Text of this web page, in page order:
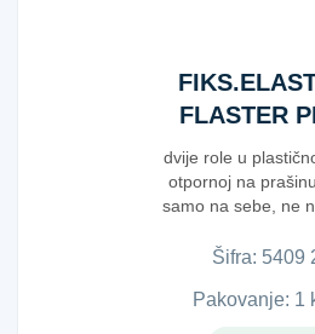
FLASTER
dvije role u
otpornoj na
samo na sebe, ne
Šifra: 5​4​0​9​
Pakovanje: 1